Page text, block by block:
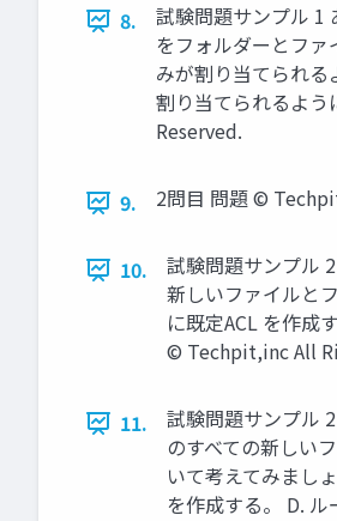
8.
試験問題サンプル 1
をフォルダーとフ
みが割り当てられ
割り当てられるよ
Reserved.
9. 2問目 問題 ©
10.
試験問題サンプル
新しいファイルと
に既定ACL を作成
© Techpit,inc All
11.
試験問題サンプル
のすべての新しい
いて考えてみまし
を作成する。 D.